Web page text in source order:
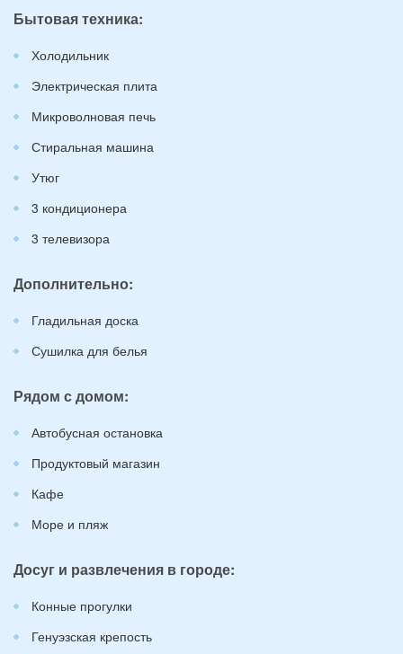
Бытовая техника:
Холодильник
Электрическая плита
Микроволновая печь
Стиральная машина
Утюг
3 кондиционера
3 телевизора
Дополнительно:
Гладильная доска
Сушилка для белья
Рядом с домом:
Автобусная остановка
Продуктовый магазин
Кафе
Море и пляж
Досуг и развлечения в городе:
Конные прогулки
Генуэзская крепость